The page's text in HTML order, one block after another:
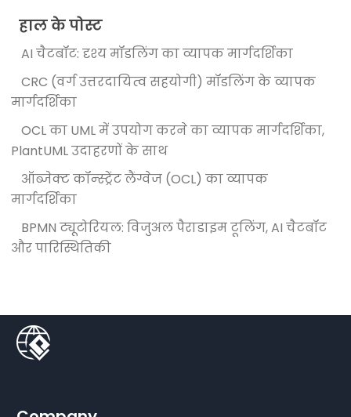
हाल के पोस्ट
AI चैटबॉट: दृश्य मॉडलिंग का व्यापक मार्गदर्शिका
CRC (वर्ग उत्तरदायित्व सहयोगी) मॉडलिंग के व्यापक
मार्गदर्शिका
OCL का UML में उपयोग करने का व्यापक मार्गदर्शिका,
PlantUML उदाहरणों के साथ
ऑब्जेक्ट कॉन्स्ट्रेंट लैंग्वेज (OCL) का व्यापक
मार्गदर्शिका
BPMN ट्यूटोरियल: विजुअल पैराडाइम टूलिंग, AI चैटबॉट
और पारिस्थितिकी